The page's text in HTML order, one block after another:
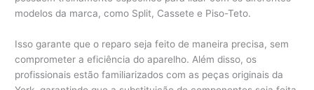
modelos da marca, como Split, Cassete e Piso-Teto.
Isso garante que o reparo seja feito de maneira precisa, sem
comprometer a eficiência do aparelho. Além disso, os
profissionais estão familiarizados com as peças originais da